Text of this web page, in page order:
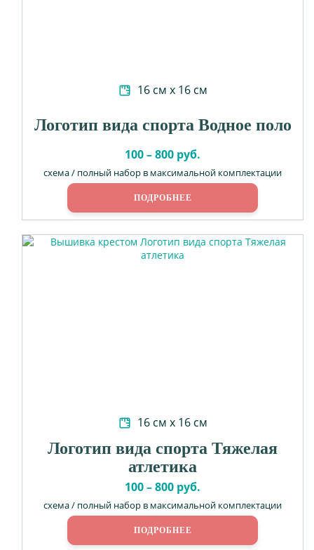
16 см х 16 см
Логотип вида спорта Водное поло
100 – 800 руб.
схема / полный набор в максимальной комплектации
ПОДРОБНЕЕ
16 см х 16 см
Логотип вида спорта Тяжелая
атлетика
100 – 800 руб.
схема / полный набор в максимальной комплектации
ПОДРОБНЕЕ